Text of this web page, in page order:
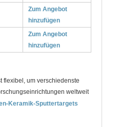
Zum Angebot
hinzufügen
Zum Angebot
hinzufügen
flexibel, um verschiedenste
weltweit
Keramik-Sputtertargets